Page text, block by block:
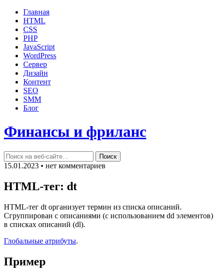
Главная
HTML
CSS
PHP
JavaScript
WordPress
Сервер
Дизайн
Контент
SEO
SMM
Блог
Финансы и фриланс
15.01.2023 • нет комментариев
HTML-тег: dt
HTML-тег dt организует термин из списка описаний.
Сгруппирован с описаниями (с использованием dd элементов)
в списках описаний (dl).
Глобальные атрибуты.
Пример